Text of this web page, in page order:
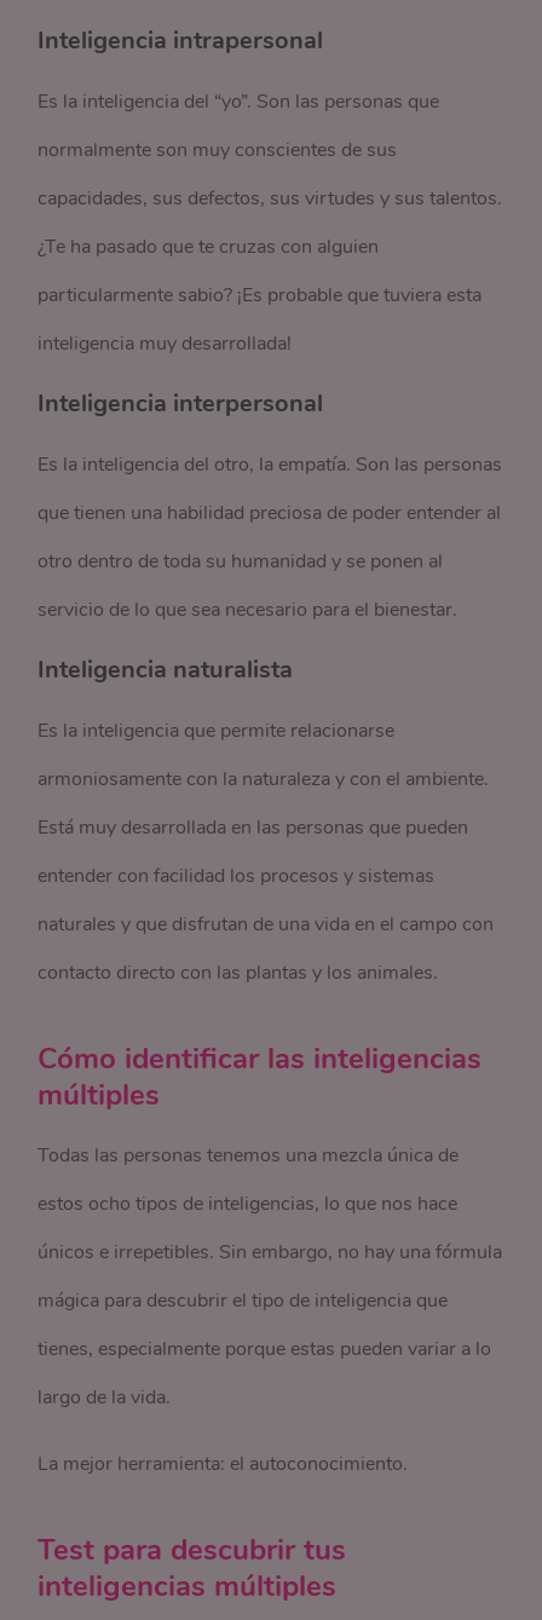
Inteligencia intrapersonal
Es la inteligencia del “yo”. Son las personas que
normalmente son muy conscientes de sus
capacidades, sus defectos, sus virtudes y sus talentos.
¿Te ha pasado que te cruzas con alguien
particularmente sabio? ¡Es probable que tuviera esta
inteligencia muy desarrollada!
Inteligencia interpersonal
Es la inteligencia del otro, la empatía. Son las personas
que tienen una habilidad preciosa de poder entender al
otro dentro de toda su humanidad y se ponen al
servicio de lo que sea necesario para el bienestar.
Inteligencia naturalista
Es la inteligencia que permite relacionarse
armoniosamente con la naturaleza y con el ambiente.
Está muy desarrollada en las personas que pueden
entender con facilidad los procesos y sistemas
naturales y que disfrutan de una vida en el campo con
contacto directo con las plantas y los animales.
Cómo identificar las inteligencias
múltiples
Todas las personas tenemos una mezcla única de
estos ocho tipos de inteligencias, lo que nos hace
únicos e irrepetibles. Sin embargo, no hay una fórmula
mágica para descubrir el tipo de inteligencia que
tienes, especialmente porque estas pueden variar a lo
largo de la vida.
La mejor herramienta: el autoconocimiento.
Test para descubrir tus
inteligencias múltiples